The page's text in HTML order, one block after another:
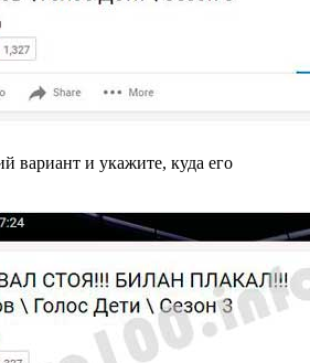
вариант и укажите, куда его